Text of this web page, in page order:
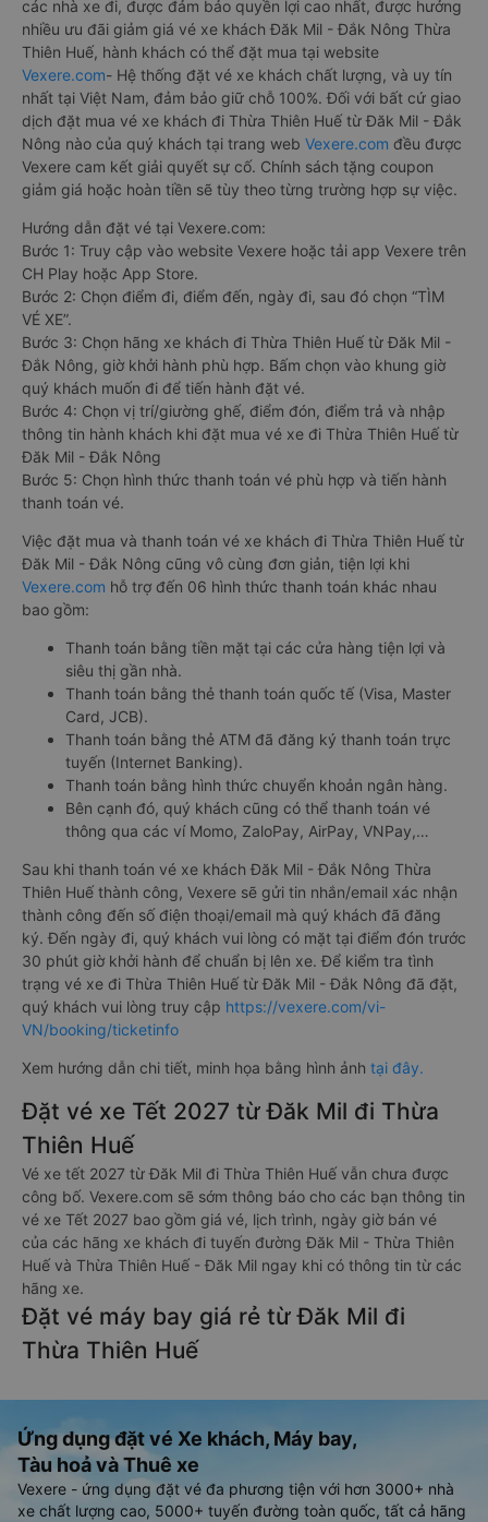
các nhà xe đi, được đảm bảo quyền lợi cao nhất, được hưởng
nhiều ưu đãi giảm giá vé xe khách Đăk Mil - Đắk Nông Thừa
Thiên Huế, hành khách có thể đặt mua tại website
Vexere.com- Hệ thống đặt vé xe khách chất lượng, và uy tín
nhất tại Việt Nam, đảm bảo giữ chỗ 100%. Đối với bất cứ giao
dịch đặt mua vé xe khách đi Thừa Thiên Huế từ Đăk Mil - Đắk
Nông nào của quý khách tại trang web Vexere.com đều được
Vexere cam kết giải quyết sự cố. Chính sách tặng coupon
giảm giá hoặc hoàn tiền sẽ tùy theo từng trường hợp sự việc.
Hướng dẫn đặt vé tại Vexere.com:
Bước 1: Truy cập vào website Vexere hoặc tải app Vexere trên
CH Play hoặc App Store.
Bước 2: Chọn điểm đi, điểm đến, ngày đi, sau đó chọn “TÌM
VÉ XE”.
Bước 3: Chọn hãng xe khách đi Thừa Thiên Huế từ Đăk Mil -
Đắk Nông, giờ khởi hành phù hợp. Bấm chọn vào khung giờ
quý khách muốn đi để tiến hành đặt vé.
Bước 4: Chọn vị trí/giường ghế, điểm đón, điểm trả và nhập
thông tin hành khách khi đặt mua vé xe đi Thừa Thiên Huế từ
Đăk Mil - Đắk Nông
Bước 5: Chọn hình thức thanh toán vé phù hợp và tiến hành
thanh toán vé.
Việc đặt mua và thanh toán vé xe khách đi Thừa Thiên Huế từ
Đăk Mil - Đắk Nông cũng vô cùng đơn giản, tiện lợi khi
Vexere.com hỗ trợ đến 06 hình thức thanh toán khác nhau
bao gồm:
Thanh toán bằng tiền mặt tại các cửa hàng tiện lợi và
siêu thị gần nhà.
Thanh toán bằng thẻ thanh toán quốc tế (Visa, Master
Card, JCB).
Thanh toán bằng thẻ ATM đã đăng ký thanh toán trực
tuyến (Internet Banking).
Thanh toán bằng hình thức chuyển khoản ngân hàng.
Bên cạnh đó, quý khách cũng có thể thanh toán vé
thông qua các ví Momo, ZaloPay, AirPay, VNPay,…
Sau khi thanh toán vé xe khách Đăk Mil - Đắk Nông Thừa
Thiên Huế thành công, Vexere sẽ gửi tin nhắn/email xác nhận
thành công đến số điện thoại/email mà quý khách đã đăng
ký. Đến ngày đi, quý khách vui lòng có mặt tại điểm đón trước
30 phút giờ khởi hành để chuẩn bị lên xe. Để kiểm tra tình
trạng vé xe đi Thừa Thiên Huế từ Đăk Mil - Đắk Nông đã đặt,
quý khách vui lòng truy cập https://vexere.com/vi-
VN/booking/ticketinfo
Xem hướng dẫn chi tiết, minh họa bằng hình ảnh tại đây.
Đặt vé xe Tết 2027 từ Đăk Mil đi Thừa
Thiên Huế
Vé xe tết 2027 từ Đăk Mil đi Thừa Thiên Huế vẫn chưa được
công bố. Vexere.com sẽ sớm thông báo cho các bạn thông tin
vé xe Tết 2027 bao gồm giá vé, lịch trình, ngày giờ bán vé
của các hãng xe khách đi tuyến đường Đăk Mil - Thừa Thiên
Huế và Thừa Thiên Huế - Đăk Mil ngay khi có thông tin từ các
hãng xe.
Đặt vé máy bay giá rẻ từ Đăk Mil đi
Thừa Thiên Huế
Ứng dụng đặt vé Xe khách, Máy bay,
Tàu hoả và Thuê xe
Vexere - ứng dụng đặt vé đa phương tiện với hơn 3000+ nhà
xe chất lượng cao, 5000+ tuyến đường toàn quốc, tất cả hãng